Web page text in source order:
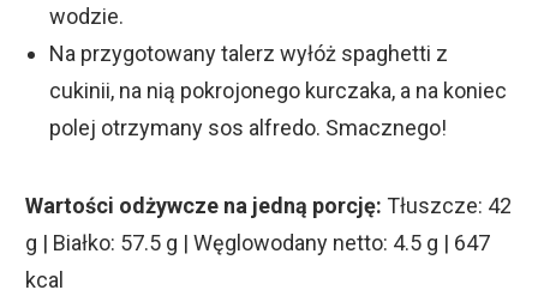
wodzie.
Na przygotowany talerz wyłóż spaghetti z
cukinii, na nią pokrojonego kurczaka, a na koniec
polej otrzymany sos alfredo. Smacznego!
Wartości odżywcze na jedną porcję: Tłuszcze: 42
g | Białko: 57.5 g | Węglowodany netto: 4.5 g | 647
kcal